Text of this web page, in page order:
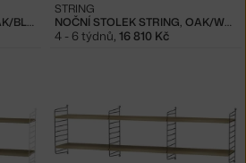
NOČNÍ STOLEK STRING, OAK/BLACK NOČNÍ STOLEK STRING, OAK/WHITE
STRING
4 - 6 týdnů, 16 810 Kč